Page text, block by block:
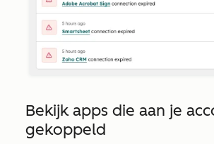
Bekijk apps die aan je
gekoppeld